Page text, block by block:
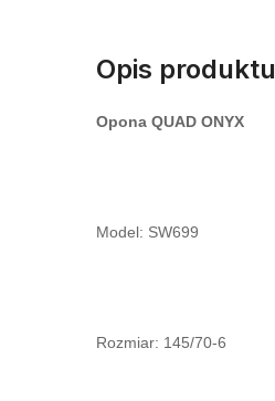
Opis produktu
Opona QUAD ONYX
Model: SW699
Rozmiar: 145/70-6